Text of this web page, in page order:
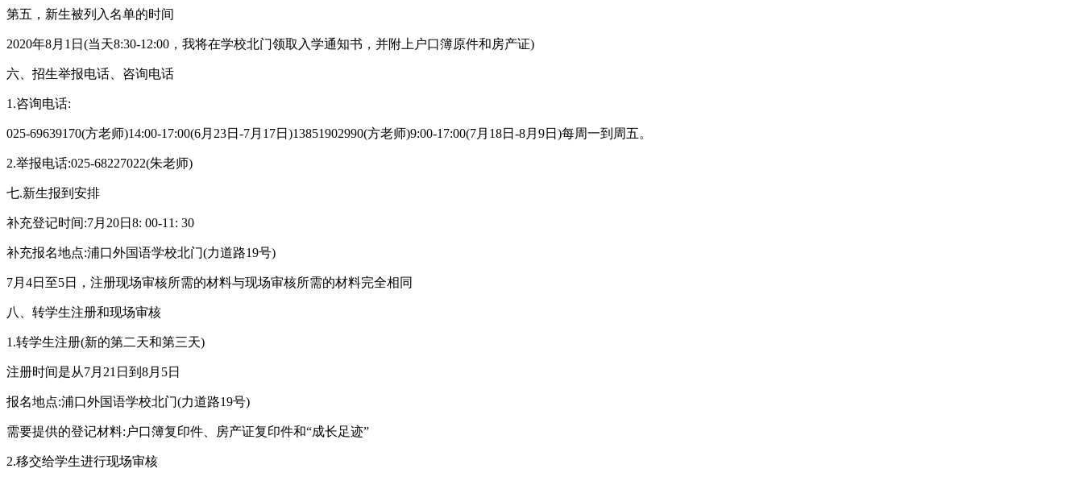
第五，新生被列入名单的时间
2020年8月1日(当天8:30-12:00，我将在学校北门领取入学通知书，并附上户口簿原件和房产证)
六、招生举报电话、咨询电话
1.咨询电话:
025-69639170(方老师)14:00-17:00(6月23日-7月17日)13851902990(方老师)9:00-17:00(7月18日-8月9日)每周一到周五。
2.举报电话:025-68227022(朱老师)
七.新生报到安排
补充登记时间:7月20日8: 00-11: 30
补充报名地点:浦口外国语学校北门(力道路19号)
7月4日至5日，注册现场审核所需的材料与现场审核所需的材料完全相同
八、转学生注册和现场审核
1.转学生注册(新的第二天和第三天)
注册时间是从7月21日到8月5日
报名地点:浦口外国语学校北门(力道路19号)
需要提供的登记材料:户口簿复印件、房产证复印件和“成长足迹”
2.移交给学生进行现场审核